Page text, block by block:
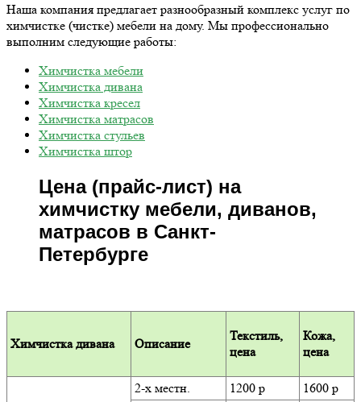
Наша компания предлагает разнообразный комплекс услуг по
химчистке (чистке) мебели на дому. Мы профессионально
выполним следующие работы:
Химчистка мебели
Химчистка дивана
Химчистка кресел
Химчистка матрасов
Химчистка стульев
Химчистка штор
Цена (прайс-лист) на
химчистку мебели, диванов,
матрасов в Санкт-
Петербурге
Химчистка дивана Описание
Текстиль,
цена
Кожа,
цена
2-х местн. 1200 р
1600 р